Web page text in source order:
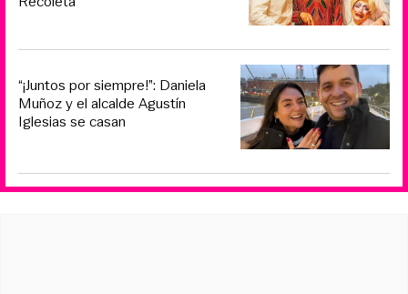
“¡Juntos por siempre!”: Daniela
Muñoz y el alcalde Agustín
Iglesias se casan